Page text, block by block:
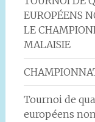
EUROPÉENS
LE
MALAISIE
Tournoi de
européens